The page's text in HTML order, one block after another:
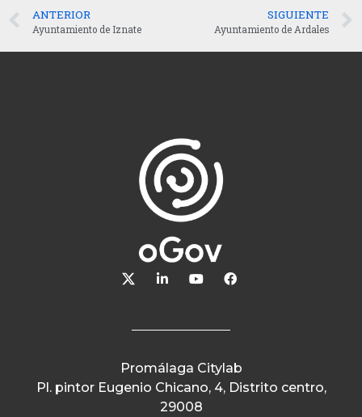
ANTERIOR
Ayuntamiento de Iznate
SIGUIENTE
Ayuntamiento de Ardales
Promálaga Citylab
Pl. pintor Eugenio Chicano, 4, Distrito centro,
29008